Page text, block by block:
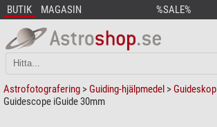
BUTIK MAGASIN %SALE%
Astrofotografering > Guiding-hjälpmedel > Guideskop
Guidescope iGuide 30mm